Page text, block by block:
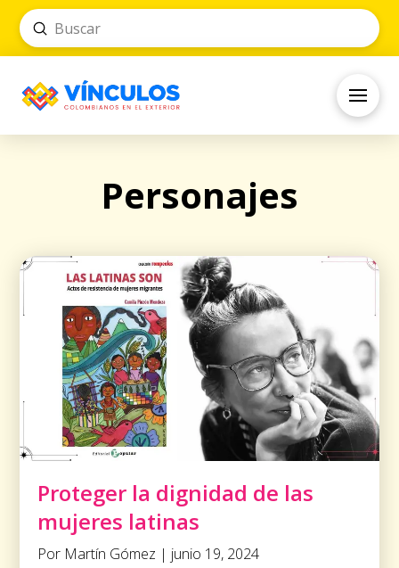
Search
Submit
Personajes
Proteger la dignidad de las
mujeres latinas
Por Martín Gómez | junio 19, 2024